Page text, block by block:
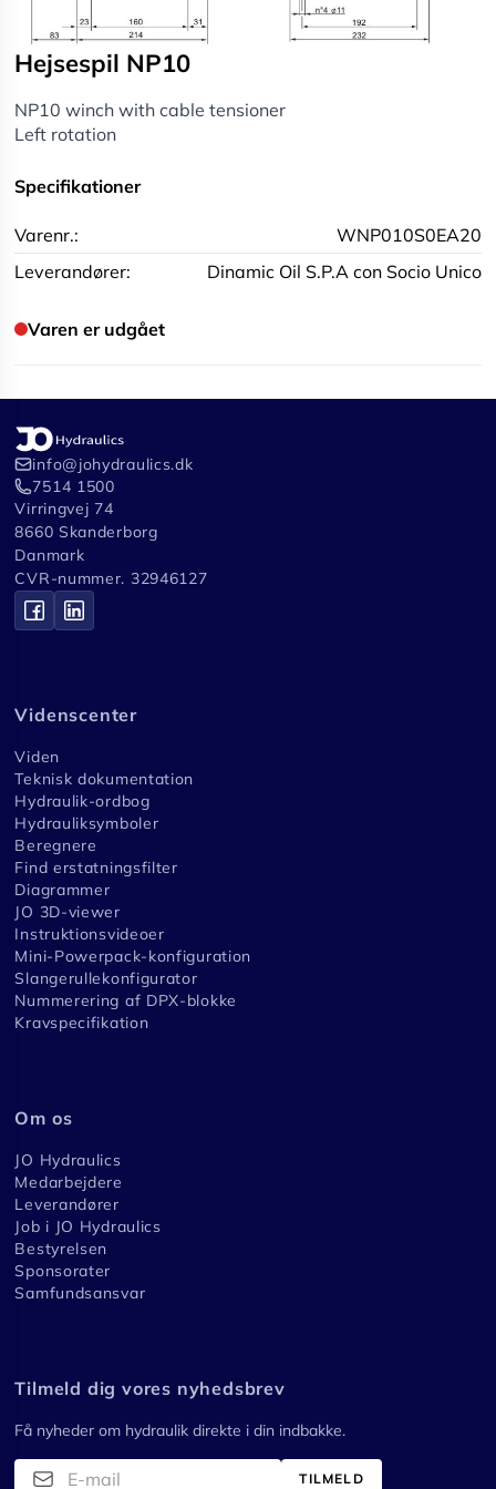
Hejsespil NP10
NP10 winch with cable tensioner
Left rotation
Specifikationer
Varenr.:
WNP010S0EA20
Leverandører:
Dinamic Oil S.P.A con Socio Unico
Varen er udgået
info@johydraulics.dk
7514 1500
Virringvej 74
8660 Skanderborg
Danmark
CVR-nummer. 32946127
Videnscenter
Viden
Teknisk dokumentation
Hydraulik-ordbog
Hydrauliksymboler
Beregnere
Find erstatningsfilter
Diagrammer
JO 3D-viewer
Instruktionsvideoer
Mini-Powerpack-konfiguration
Slangerullekonfigurator
Nummerering af DPX-blokke
Kravspecifikation
Om os
JO Hydraulics
Medarbejdere
Leverandører
Job i JO Hydraulics
Bestyrelsen
Sponsorater
Samfundsansvar
Tilmeld dig vores nyhedsbrev
Få nyheder om hydraulik direkte i din indbakke.
TILMELD